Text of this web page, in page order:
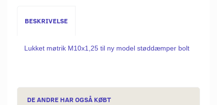
BESKRIVELSE
Lukket møtrik M10x1,25 til ny model støddæmper bolt
DE ANDRE HAR OGSÅ KØBT